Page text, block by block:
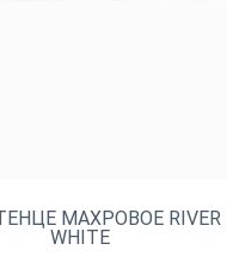
МАХРОВОЕ RIVER
WHITE